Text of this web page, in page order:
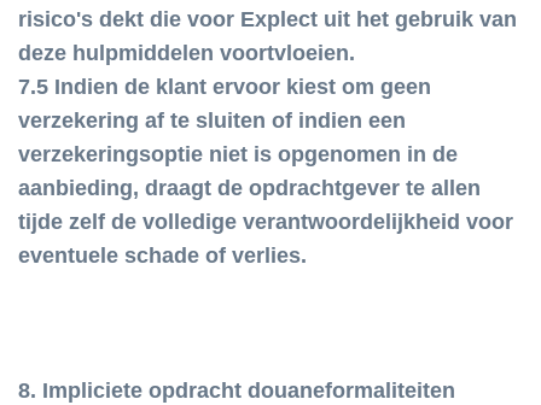
risico's dekt die voor Explect uit het gebruik van
deze hulpmiddelen voortvloeien.
7.5 Indien de klant ervoor kiest om geen
verzekering af te sluiten of indien een
verzekeringsoptie niet is opgenomen in de
aanbieding, draagt de opdrachtgever te allen
tijde zelf de volledige verantwoordelijkheid voor
eventuele schade of verlies.
8. Impliciete opdracht douaneformaliteiten